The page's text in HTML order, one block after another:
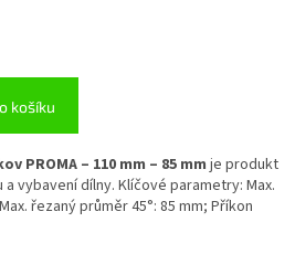
košíku
PROMA – 110 mm – 85 mm je produkt
vybavení dílny. Klíčové parametry: Max.
řezaný průměr 45°: 85 mm; Příkon